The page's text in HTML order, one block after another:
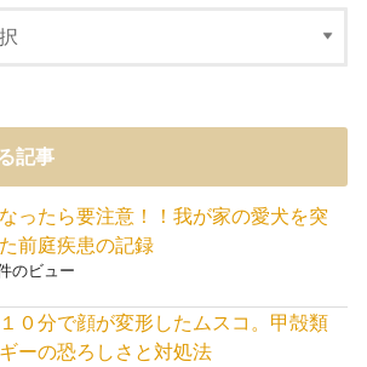
記事
ったら要注意！！我が家の愛犬を突
前庭疾患の記録
のビュー
０分で顔が変形したムスコ。甲殻類
ーの恐ろしさと対処法